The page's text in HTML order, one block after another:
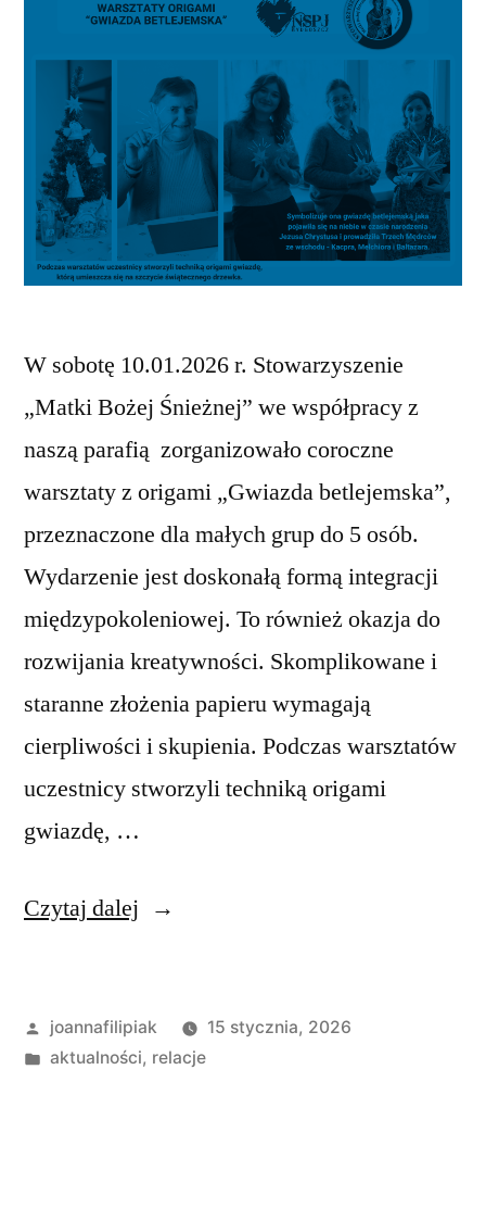
W sobotę 10.01.2026 r. Stowarzyszenie
„Matki Bożej Śnieżnej” we współpracy z
naszą parafią zorganizowało coroczne
warsztaty z origami „Gwiazda betlejemska”,
przeznaczone dla małych grup do 5 osób.
Wydarzenie jest doskonałą formą integracji
międzypokoleniowej. To również okazja do
rozwijania kreatywności. Skomplikowane i
staranne złożenia papieru wymagają
cierpliwości i skupienia. Podczas warsztatów
uczestnicy stworzyli techniką origami
gwiazdę, …
Czytaj dalej „Warsztaty
Opublikowane
przez
joannafilipiak
15 stycznia, 2026
Opublikowano
aktualności, relacje